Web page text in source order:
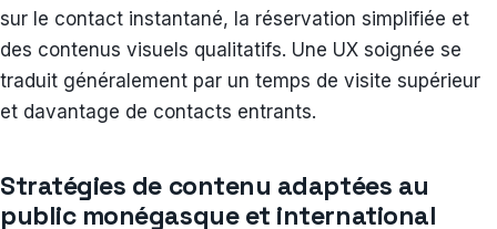
sur le contact instantané, la réservation simplifiée et
des contenus visuels qualitatifs. Une UX soignée se
traduit généralement par un temps de visite supérieur
et davantage de contacts entrants.
Stratégies de contenu adaptées au
public monégasque et international